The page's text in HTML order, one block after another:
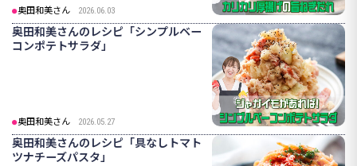
奥田和美さん 2026.06.03
奥田和美さんのレシピ「シンプルベー
コンポテトサラダ」
奥田和美さん 2026.05.27
奥田和美さんのレシピ「具なしトマト
ツナチーズパスタ」